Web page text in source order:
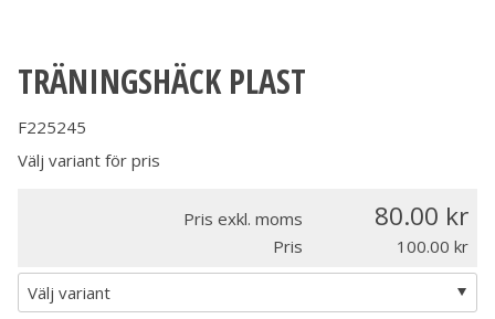
TRÄNINGSHÄCK PLAST
F225245
Välj variant för pris
Pris exkl. moms 80.00
Pris 100.00